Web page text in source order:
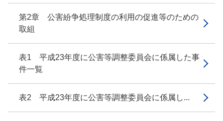
第2章 公害紛争処理制度の利用の促進等のための
取組
表1 平成23年度に公害等調整委員会に係属した事
件一覧
表2 平成23年度に公害等調整委員会に係属し...